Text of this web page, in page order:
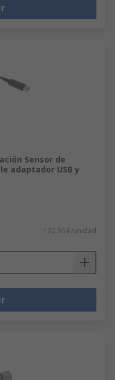
Sensor de
adaptador USB y
120,36 €/unidad